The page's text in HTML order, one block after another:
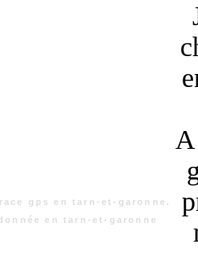
gps en tarn-et-garonne.
en tarn-et-garonne